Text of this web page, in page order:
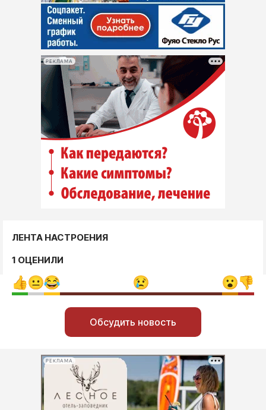
РЕКЛАМА
ЛЕНТА НАСТРОЕНИЯ
1 ОЦЕНИЛИ
Обсудить новость
РЕКЛАМА